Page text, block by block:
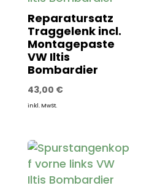
Reparatursatz
Traggelenk incl.
Montagepaste
VW Iltis
Bombardier
43,00 €
inkl. MwSt.